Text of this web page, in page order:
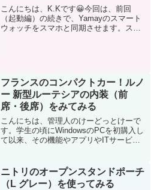
こんにちは、K.Kです😀今回は、前回
（起動編）の続きで、Yamayのスマート
ウォッチをスマホと同期させます。スマ
フランスのコンパクトカー！ルノ
ー 新型ルーテシアの内装（前
席・後席）をみてみる
こんにちは、管理人のけーどっとけーで
す。学生の頃にWindowsのPCを初購入し
て以来、その機能やアプリやITサービス
トなど）の新機能や便利なアプリを使っ
てみること...
ニトリのオープンスタンドポーチ
（L グレー）を使ってみる